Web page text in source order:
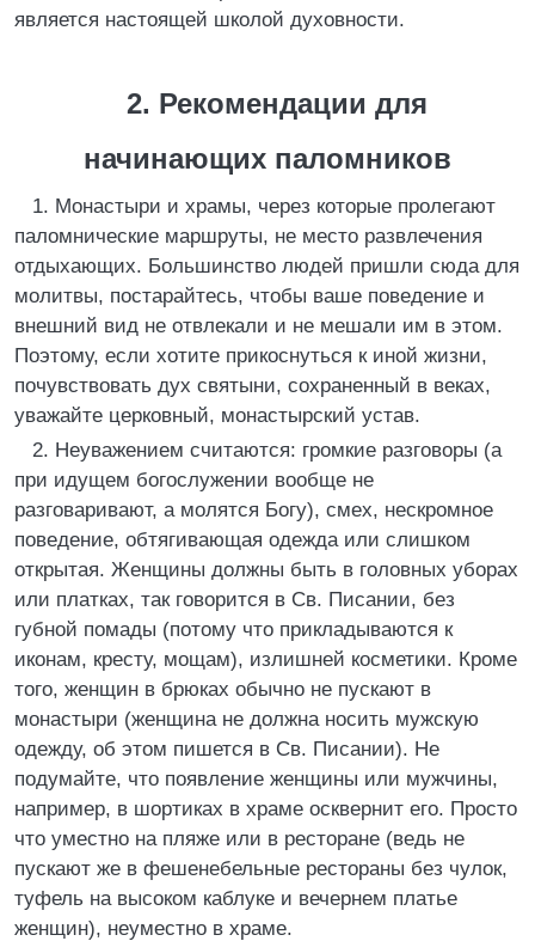
является настоящей школой духовности.
2. Рекомендации для
начинающих паломников
1. Монастыри и храмы, через которые пролегают
паломнические маршруты, не место развлечения
отдыхающих. Большинство людей пришли сюда для
молитвы, постарайтесь, чтобы ваше поведение и
внешний вид не отвлекали и не мешали им в этом.
Поэтому, если хотите прикоснуться к иной жизни,
почувствовать дух святыни, сохраненный в веках,
уважайте церковный, монастырский устав.
2. Неуважением считаются: громкие разговоры (а
при идущем богослужении вообще не
разговаривают, а молятся Богу), смех, нескромное
поведение, обтягивающая одежда или слишком
открытая. Женщины должны быть в головных уборах
или платках, так говорится в Св. Писании, без
губной помады (потому что прикладываются к
иконам, кресту, мощам), излишней косметики. Кроме
того, женщин в брюках обычно не пускают в
монастыри (женщина не должна носить мужскую
одежду, об этом пишется в Св. Писании). Не
подумайте, что появление женщины или мужчины,
например, в шортиках в храме осквернит его. Просто
что уместно на пляже или в ресторане (ведь не
пускают же в фешенебельные рестораны без чулок,
туфель на высоком каблуке и вечернем платье
женщин), неуместно в храме.